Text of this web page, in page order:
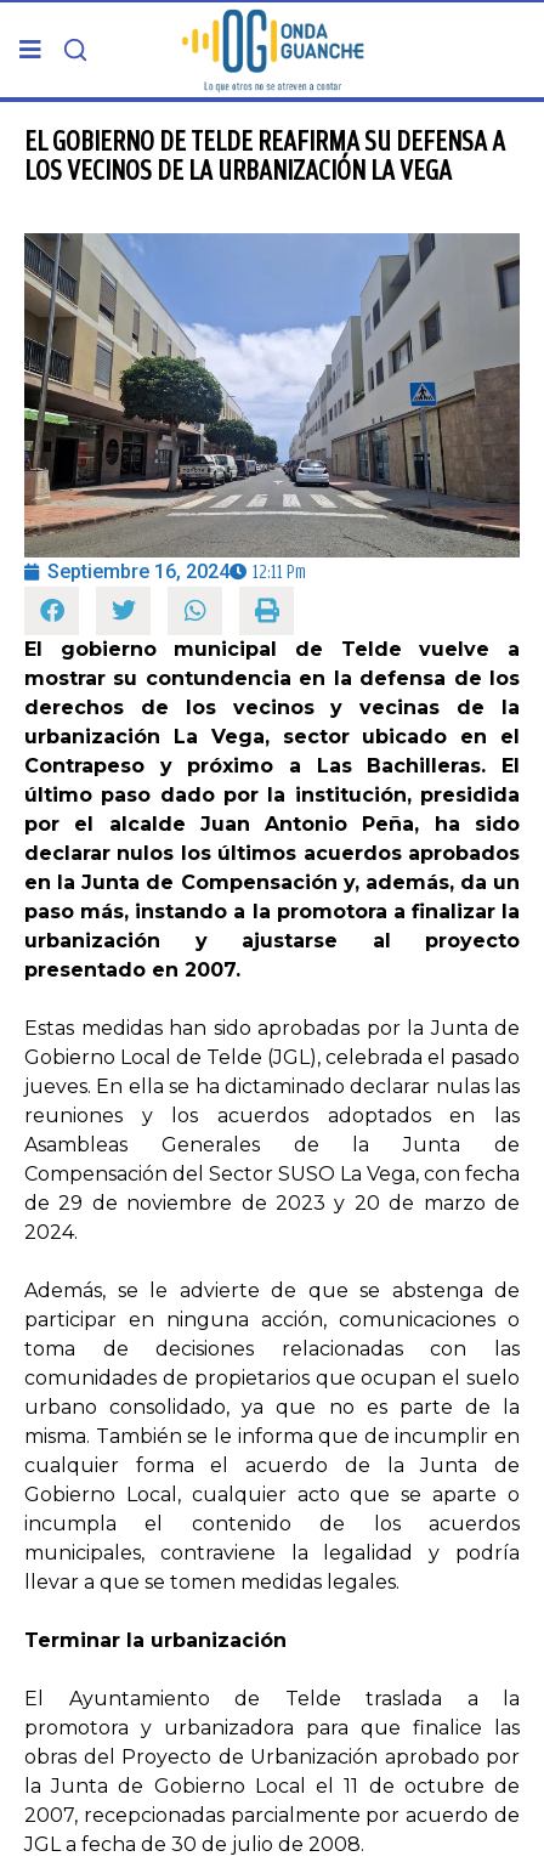
PORTADA
GRAN CANARIA
CANARIAS
5ª COLUMNA
CARTAS DEL DIRECTOR
ENTREVISTAS
OPINIÓN
PROGRAMAS
EL GOBIERNO DE TELDE REAFIRMA SU DEFENSA A
LOS VECINOS DE LA URBANIZACIÓN LA VEGA
Septiembre 16, 2024 12:11 Pm
El gobierno municipal de Telde vuelve a
mostrar su contundencia en la defensa de los
derechos de los vecinos y vecinas de la
urbanización La Vega, sector ubicado en el
Contrapeso y próximo a Las Bachilleras. El
último paso dado por la institución, presidida
por el alcalde Juan Antonio Peña, ha sido
declarar nulos los últimos acuerdos aprobados
en la Junta de Compensación y, además, da un
paso más, instando a la promotora a finalizar la
urbanización y ajustarse al proyecto
presentado en 2007.
Estas medidas han sido aprobadas por la Junta de
Gobierno Local de Telde (JGL), celebrada el pasado
jueves. En ella se ha dictaminado declarar nulas las
reuniones y los acuerdos adoptados en las
Asambleas Generales de la Junta de
Compensación del Sector SUSO La Vega, con fecha
de 29 de noviembre de 2023 y 20 de marzo de
2024.
Además, se le advierte de que se abstenga de
participar en ninguna acción, comunicaciones o
toma de decisiones relacionadas con las
comunidades de propietarios que ocupan el suelo
urbano consolidado, ya que no es parte de la
misma. También se le informa que de incumplir en
cualquier forma el acuerdo de la Junta de
Gobierno Local, cualquier acto que se aparte o
incumpla el contenido de los acuerdos
municipales, contraviene la legalidad y podría
llevar a que se tomen medidas legales.
Terminar la urbanización
El Ayuntamiento de Telde traslada a la
promotora y urbanizadora para que finalice las
obras del Proyecto de Urbanización aprobado por
la Junta de Gobierno Local el 11 de octubre de
2007, recepcionadas parcialmente por acuerdo de
JGL a fecha de 30 de julio de 2008.